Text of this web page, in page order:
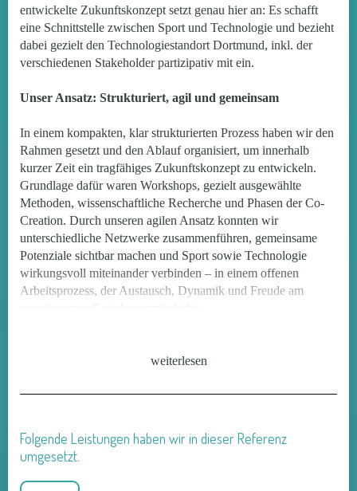
entwickelte Zukunftskonzept setzt genau hier an: Es schafft
eine Schnittstelle zwischen Sport und Technologie und bezieht
dabei gezielt den Technologiestandort Dortmund, inkl. der
verschiedenen Stakeholder partizipativ mit ein.
Unser Ansatz: Strukturiert, agil und gemeinsam
In einem kompakten, klar strukturierten Prozess haben wir den
Rahmen gesetzt und den Ablauf organisiert, um innerhalb
kurzer Zeit ein tragfähiges Zukunftskonzept zu entwickeln.
Grundlage dafür waren Workshops, gezielt ausgewählte
Methoden, wissenschaftliche Recherche und Phasen der Co-
Creation. Durch unseren agilen Ansatz konnten wir
unterschiedliche Netzwerke zusammenführen, gemeinsame
Potenziale sichtbar machen und Sport sowie Technologie
wirkungsvoll miteinander verbinden – in einem offenen
Arbeitsprozess, der Austausch, Dynamik und Freude am
weiterlesen
Folgende Leistungen haben wir in dieser Referenz
umgesetzt.